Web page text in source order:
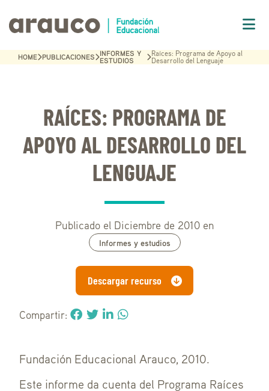
HOME PUBLICACIONES
INFORMES Y
ESTUDIOS
Raíces: Programa de Apoyo al
Desarrollo del Lenguaje
RAÍCES: PROGRAMA DE
APOYO AL DESARROLLO DEL
LENGUAJE
Publicado el Diciembre de 2010 en
Informes y estudios
Descargar recurso
Compartir:
Fundación Educacional Arauco, 2010.
Este informe da cuenta del Programa Raíces